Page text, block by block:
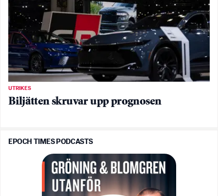
UTRIKES
Biljätten skruvar upp prognosen
EPOCH TIMES PODCASTS